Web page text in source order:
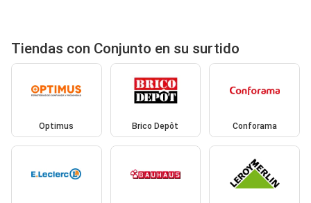
Tiendas con Conjunto en su surtido
Optimus Brico Depôt Conforama